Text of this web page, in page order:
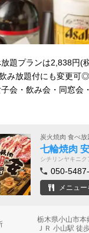
題プランは2,838円(
み放題付にも変更可
会・飲み会・同窓会
炭火焼肉 食べ放
七輪焼肉
シチリンヤキニ
050-
メニュー
栃木県小山市
ＪＲ 小山駅 徒